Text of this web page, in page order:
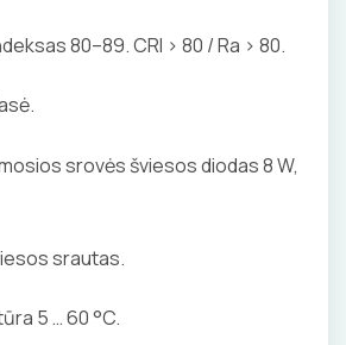
80–89. CRI > 80 / Ra > 80.
srovės šviesos diodas 8 W,
srautas.
5 … 60 °C.